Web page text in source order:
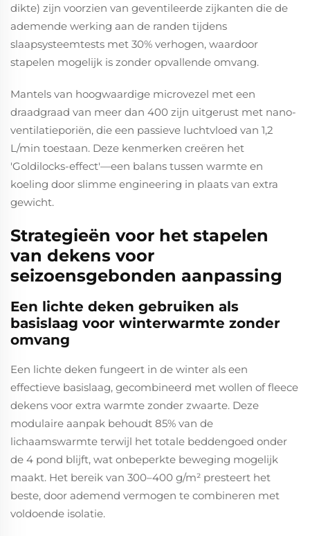
dikte) zijn voorzien van geventileerde zijkanten die de
ademende werking aan de randen tijdens
slaapsysteemtests met 30% verhogen, waardoor
stapelen mogelijk is zonder opvallende omvang.
Mantels van hoogwaardige microvezel met een
draadgraad van meer dan 400 zijn uitgerust met nano-
ventilatieporiën, die een passieve luchtvloed van 1,2
L/min toestaan. Deze kenmerken creëren het
'Goldilocks-effect'—een balans tussen warmte en
koeling door slimme engineering in plaats van extra
gewicht.
Strategieën voor het stapelen
van dekens voor
seizoensgebonden aanpassing
Een lichte deken gebruiken als
basislaag voor winterwarmte zonder
omvang
Een lichte deken fungeert in de winter als een
effectieve basislaag, gecombineerd met wollen of fleece
dekens voor extra warmte zonder zwaarte. Deze
modulaire aanpak behoudt 85% van de
lichaamswarmte terwijl het totale beddengoed onder
de 4 pond blijft, wat onbeperkte beweging mogelijk
maakt. Het bereik van 300–400 g/m² presteert het
beste, door ademend vermogen te combineren met
voldoende isolatie.